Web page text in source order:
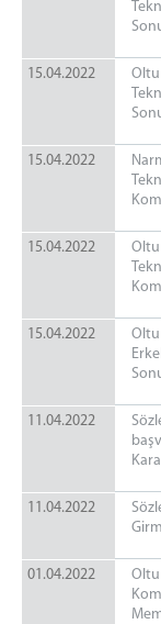
15.04.2022
Oltu
15.04.2022
15.04.2022
Oltu
15.04.2022
Oltu
11.04.2022
11.04.2022
01.04.2022
Oltu